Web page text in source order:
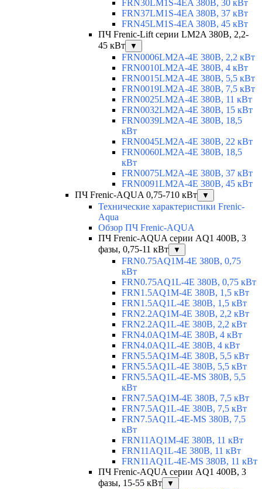
FRN30LM1S-4EA 380В, 30 кВт
FRN37LM1S-4EA 380В, 37 кВт
FRN45LM1S-4EA 380В, 45 кВт
ПЧ Frenic-Lift серии LM2A 380В, 2,2-
45 кВт
▼
FRN0006LM2A-4E 380В, 2,2 кВт
FRN0010LM2A-4E 380В, 4 кВт
FRN0015LM2A-4E 380В, 5,5 кВт
FRN0019LM2A-4E 380В, 7,5 кВт
FRN0025LM2A-4E 380В, 11 кВт
FRN0032LM2A-4E 380В, 15 кВт
FRN0039LM2A-4E 380В, 18,5
кВт
FRN0045LM2A-4E 380В, 22 кВт
FRN0060LM2A-4E 380В, 18,5
кВт
FRN0075LM2A-4E 380В, 37 кВт
FRN0091LM2A-4E 380В, 45 кВт
ПЧ Frenic-AQUA 0,75-710 кВт
▼
Технические характеристики Frenic-
Aqua
Обзор ПЧ Frenic-AQUA
ПЧ Frenic-AQUA серии AQ1 400В, 3
фазы, 0,75-11 кВт
▼
FRN0.75AQ1M-4E 380В, 0,75
кВт
FRN0.75AQ1L-4E 380В, 0,75 кВт
FRN1.5AQ1M-4E 380В, 1,5 кВт
FRN1.5AQ1L-4E 380В, 1,5 кВт
FRN2.2AQ1M-4E 380В, 2,2 кВт
FRN2.2AQ1L-4E 380В, 2,2 кВт
FRN4.0AQ1M-4E 380В, 4 кВт
FRN4.0AQ1L-4E 380В, 4 кВт
FRN5.5AQ1M-4E 380В, 5,5 кВт
FRN5.5AQ1L-4E 380В, 5,5 кВт
FRN5.5AQ1L-4E-MS 380В, 5,5
кВт
FRN7.5AQ1M-4E 380В, 7,5 кВт
FRN7.5AQ1L-4E 380В, 7,5 кВт
FRN7.5AQ1L-4E-MS 380В, 7,5
кВт
FRN11AQ1M-4E 380В, 11 кВт
FRN11AQ1L-4E 380В, 11 кВт
FRN11AQ1L-4E-MS 380В, 11 кВт
ПЧ Frenic-AQUA серии AQ1 400В, 3
фазы, 15-55 кВт
▼